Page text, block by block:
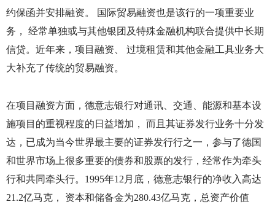
约保函并安排融资。 国际贸易融资也是该行的一项重要业
务， 经常单独或与其他银团及特殊金融机构联合提供中长期
信贷。近年来，项目融资、 过境租赁和其他金融工具业务大
大补充了传统的贸易融资。
在项目融资方面，德意志银行对通讯、交通、能源和基本设
施项目的重视程度的日益增加， 而且其证券发行业务十分发
达，已成为当今世界最主要的证券发行行之一，参与了德国
和世界市场上很多重要的债券和股票的发行，经常作为牵头
行和共同牵头行。 1995年12 月底，德意志银行的净收入高达
21.2亿马克， 资本和储备金为280.43亿马克，总资产价值